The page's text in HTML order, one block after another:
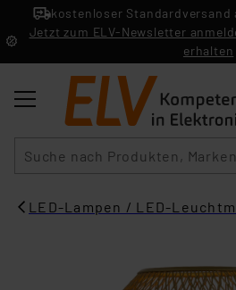
kostenloser Standardversand
Jetzt zum ELV-Newsletter
erhalten
LED-Lampen / LED-